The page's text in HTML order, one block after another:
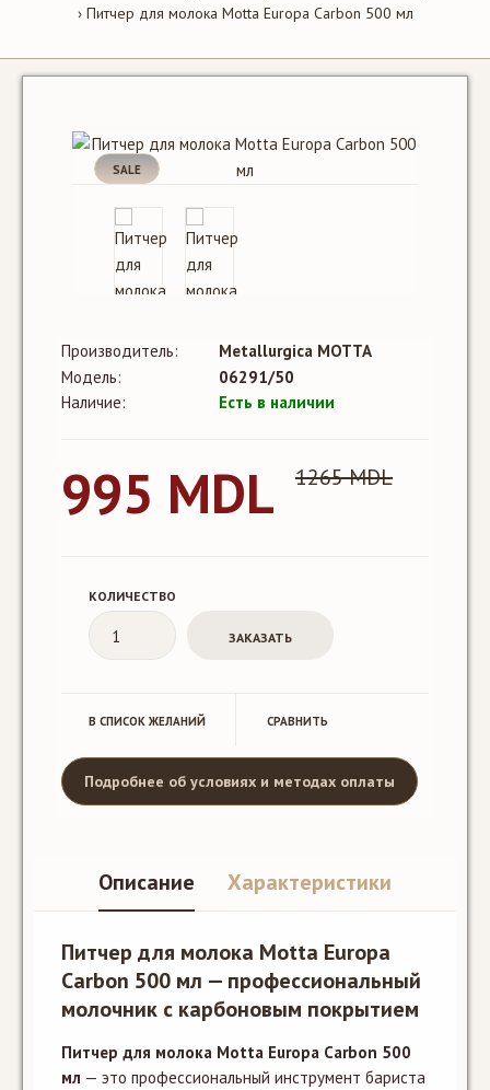
Питчер для молока Motta Europa Carbon 500 мл
SALE
Производитель:
Metallurgica MOTTA
Модель:
06291/50
Наличие:
Есть в наличии
995 MDL 1265 MDL
КОЛИЧЕСТВО
В СПИСОК ЖЕЛАНИЙ CРАВНИТЬ
Подробнее об условиях и методах оплаты
Описание Характеристики
Питчер для молока Motta Europa
Carbon 500 мл — профессиональный
молочник с карбоновым покрытием
Питчер для молока Motta Europa Carbon 500
мл — это профессиональный инструмент бариста